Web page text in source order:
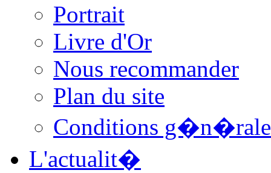
Portrait
Livre d'Or
Nous recommander
Plan du site
Conditions
L'actualit�